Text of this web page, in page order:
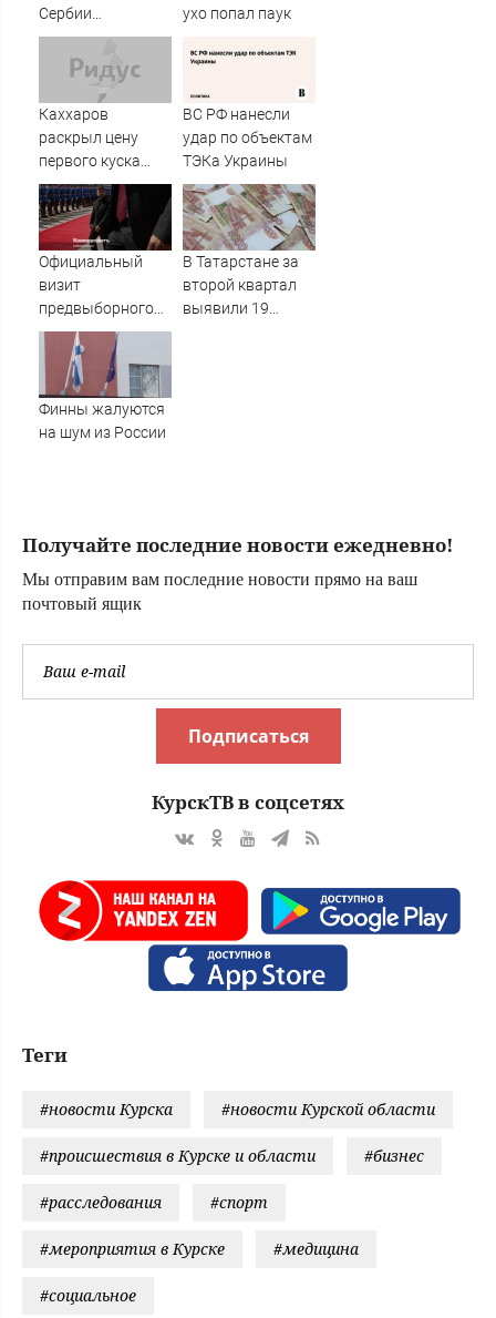
Сербии
содействовать
интеграции
Украины в
Евросоюз -
ухо попал паук
Каххаров
раскрыл цену
первого куска
торта Клавы Коки
и Масленникова
ВС РФ нанесли
удар по объектам
ТЭКа Украины
Официальный
визит
предвыборного
характера
В Татарстане за
второй квартал
выявили 19
Финны жалуются
на шум из России
Получайте последние новости ежедневно!
Мы отправим вам последние новости прямо на ваш
почтовый ящик
Подписаться
КурскТВ в соцсетях
Теги
#новости Курска #новости Курской области
#происшествия в Курске и области #бизнес
#расследования #спорт
#мероприятия в Курске #медицина
#социальное